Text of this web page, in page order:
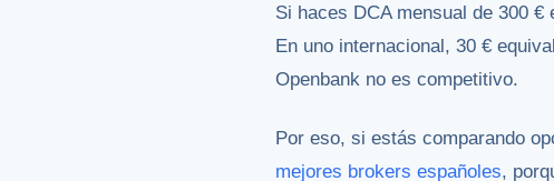
Si haces DCA mensual de 300
En uno internacional, 30 €
Openbank no es competitivo.
Por eso, si estás comparando
mejores brokers españoles,